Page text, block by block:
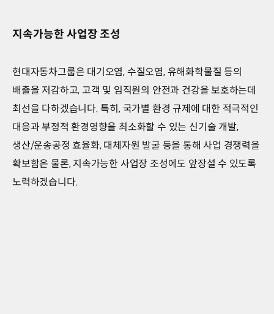
지속가능한 사업장 조성
현대자동차그룹은 대기오염, 수질오염, 유해화학물질 등의
배출을 저감하고, 고객 및 임직원의 안전과 건강을 보호하는데
최선을 다하겠습니다. 특히, 국가별 환경 규제에 대한 적극적인
대응과 부정적 환경영향을 최소화할 수 있는 신기술 개발,
생산/운송공정 효율화, 대체자원 발굴 등을 통해 사업 경쟁력을
확보함은 물론, 지속가능한 사업장 조성에도 앞장설 수 있도록
노력하겠습니다.